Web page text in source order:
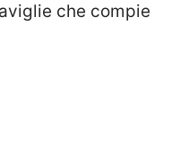
che compie